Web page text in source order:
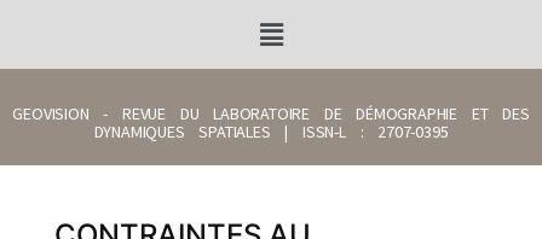
GEOVISION - REVUE DU LABORATOIRE DE DÉMOGRAPHIE ET DES
DYNAMIQUES SPATIALES | ISSN-L : 2707-0395